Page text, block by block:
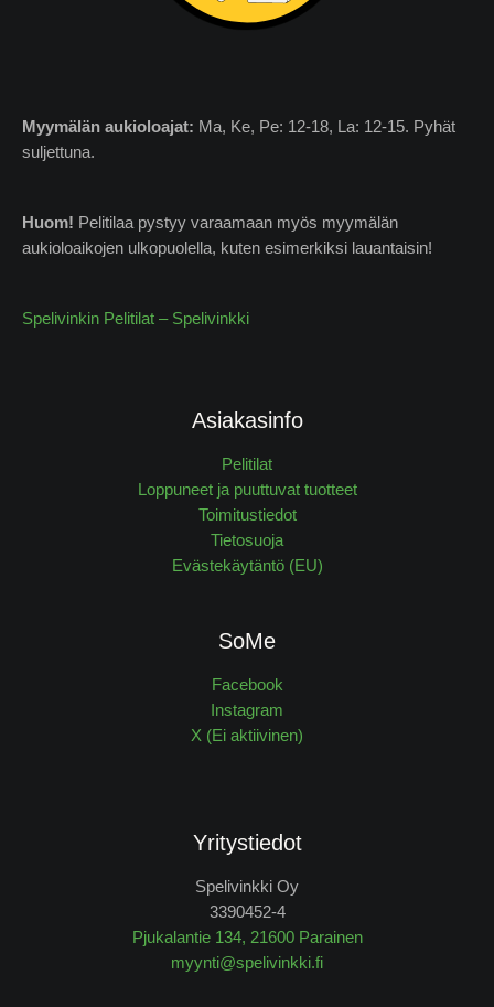
Myymälän aukioloajat: Ma, Ke, Pe: 12-18, La: 12-15. Pyhät
suljettuna.
Huom! Pelitilaa pystyy varaamaan myös myymälän
aukioloaikojen ulkopuolella, kuten esimerkiksi lauantaisin!
Spelivinkin Pelitilat – Spelivinkki
Asiakasinfo
Pelitilat
Loppuneet ja puuttuvat tuotteet
Toimitustiedot
Tietosuoja
Evästekäytäntö (EU)
SoMe
Facebook
Instagram
X (Ei aktiivinen)
Yritystiedot
Spelivinkki Oy
3390452-4
Pjukalantie 134, 21600 Parainen
myynti@spelivinkki.fi